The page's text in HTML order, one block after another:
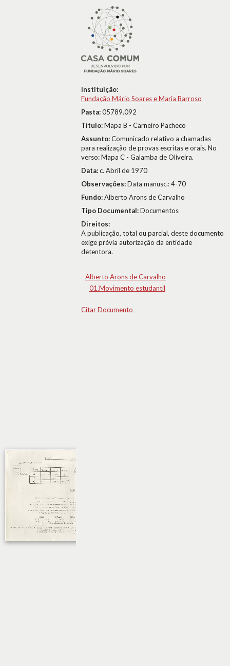
Instituição:
Fundação Mário Soares e Maria Barroso
Pasta:05789.092
Título:Mapa B - Carneiro Pacheco
Assunto:Comunicado relativo a chamadas
para realização de provas escritas e orais. No
verso: Mapa C - Galamba de Oliveira.
Data:c. Abril de 1970
Observações:Data manusc.: 4-70
Fundo:Alberto Arons de Carvalho
Tipo Documental:Documentos
Direitos:
A publicação, total ou parcial, deste documento
exige prévia autorização da entidade
detentora.
Alberto Arons de Carvalho
01.Movimento estudantil
Citar Documento